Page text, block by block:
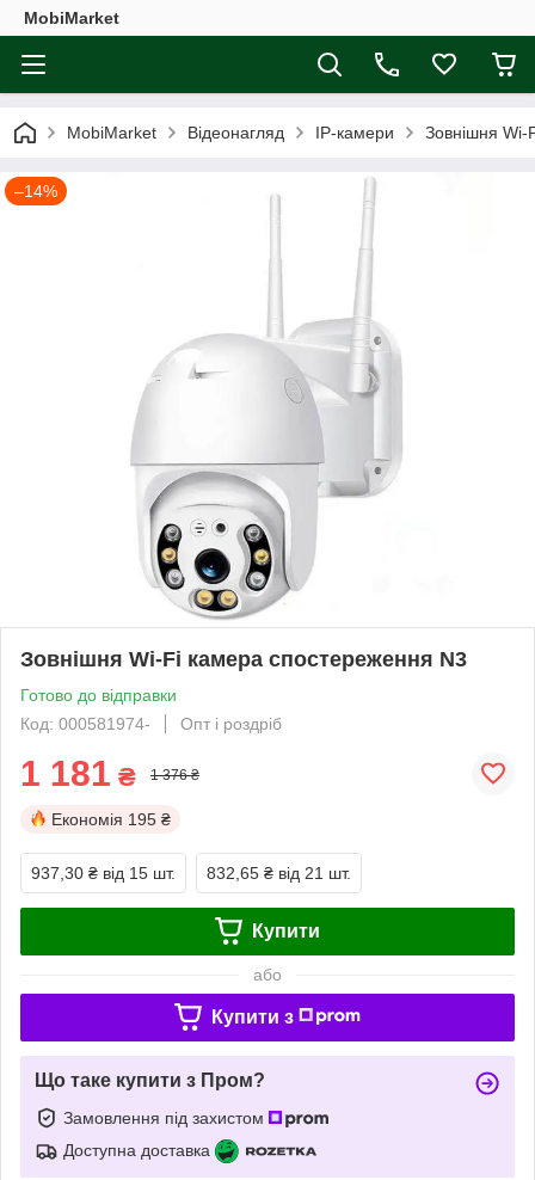
MobiMarket
MobiMarket Відеонагляд IP-камери Зовнішня Wi-
–14%
Зовнішня Wi-Fi камера спостереження N3
Готово до відправки
Код: 000581974-
Опт і роздріб
1 181 ₴ 1 376 ₴
Економія 195 ₴
937,30 ₴ від 15 шт. 832,65 ₴ від 21 шт.
Купити
або
Купити з
Що таке купити з Пром?
Замовлення під захистом
Доступна доставка